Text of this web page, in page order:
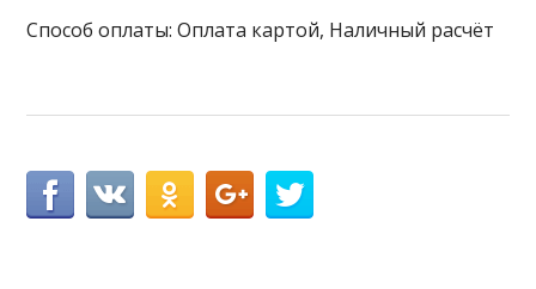
Способ оплаты: Оплата картой, Наличный расчёт